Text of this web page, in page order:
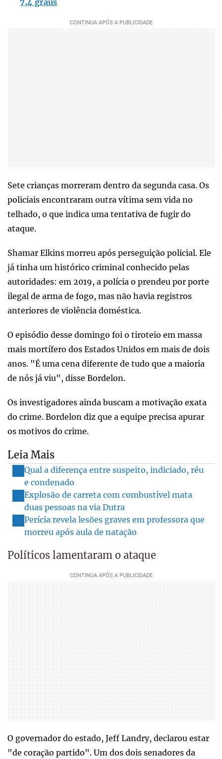
Sete crianças morreram dentro da segunda casa. Os
policiais encontraram outra vítima sem vida no
telhado, o que indica uma tentativa de fugir do
ataque.
Shamar Elkins morreu após perseguição policial. Ele
já tinha um histórico criminal conhecido pelas
autoridades: em 2019, a polícia o prendeu por porte
ilegal de arma de fogo, mas não havia registros
anteriores de violência doméstica.
O episódio desse domingo foi o tiroteio em massa
mais mortífero dos Estados Unidos em mais de dois
anos. "É uma cena diferente de tudo que a maioria
de nós já viu", disse Bordelon.
Os investigadores ainda buscam a motivação exata
do crime. Bordelon diz que a equipe precisa apurar
os motivos do crime.
Leia Mais
Qual a diferença entre suspeito, indiciado, réu
e condenado
Explosão de carreta com combustível mata
duas pessoas na via Dutra
Perícia revela lesões graves em professora que
morreu após aula de natação
Políticos lamentaram o ataque
O governador do estado, Jeff Landry, declarou estar
"de coração partido". Um dos dois senadores da